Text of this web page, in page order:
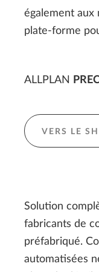
également aux
plate-forme
ALLPLAN
VERS LE
Solution
fabricants de
préfabriqué.
automatisées